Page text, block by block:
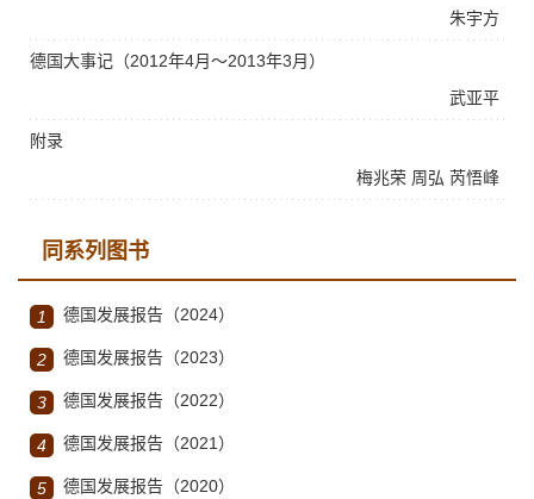
朱宇方
武亚平
德国大事记（2012年4月～2013年3月）
梅兆荣 周弘 芮悟峰
附录
同系列图书
1 德国发展报告（2024）
2 德国发展报告（2023）
3 德国发展报告（2022）
4 德国发展报告（2021）
5 德国发展报告（2020）